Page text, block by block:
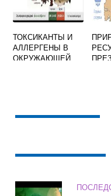
ТОКСИКАНТЫ И
АЛЛЕРГЕНЫ В
ОКРУЖАЮЩЕЙ